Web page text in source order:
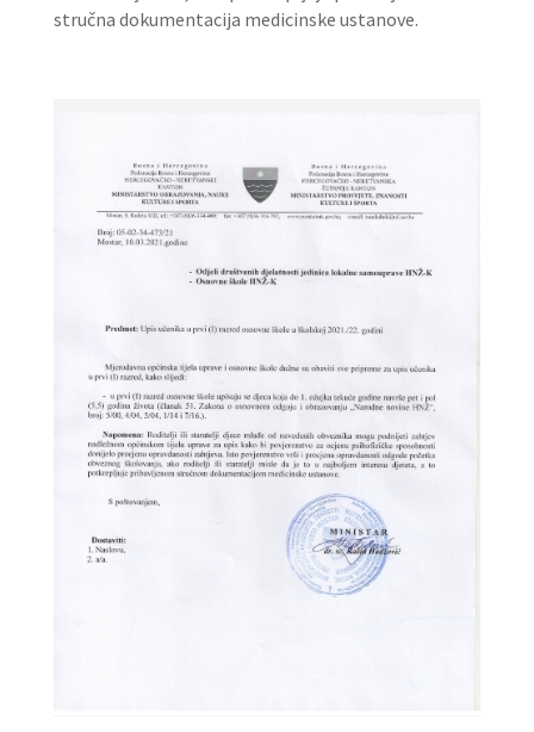
stručna dokumentacija medicinske ustanove.